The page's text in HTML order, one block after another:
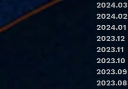
2024.03
2024.02
2024.01
2023.12
2023.11
2023.10
2023.09
2023.08